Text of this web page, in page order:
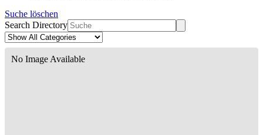
Suche löschen
Search Directory
No Image Available